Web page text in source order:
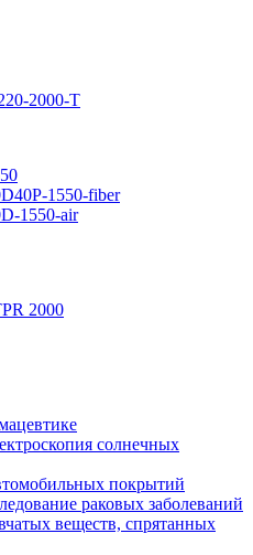
2000-T
1550-fiber
1550-air
2000
солнечных
покрытий
раковых заболеваний
веществ, спрятанных